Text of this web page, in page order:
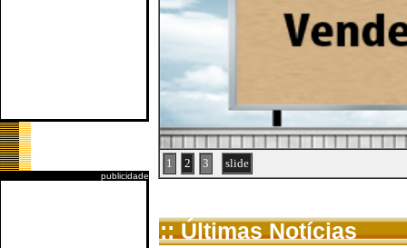
publicidade
1 2 3 slide
:: Últimas Notícias